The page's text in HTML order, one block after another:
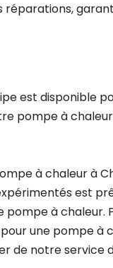
réparations,
est disponible
pompe à
à chaleur à
est
à chaleur.
une pompe à
de notre service